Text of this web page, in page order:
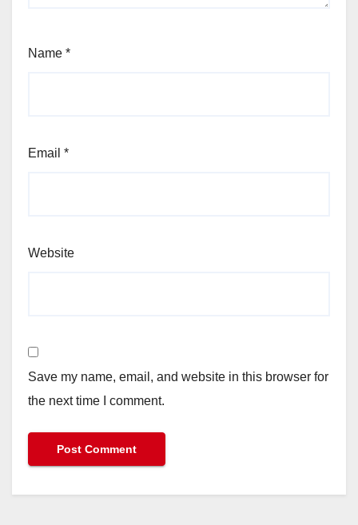
Name *
Email *
Website
Save my name, email, and website in this browser for
the next time I comment.